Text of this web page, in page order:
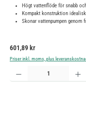
Högt vattenflöde för snabb
Kompakt konstruktion
Skonar vattenpumpen genom
Ordinarie pris:
601,89 kr
Priser inkl. moms, plus
Produktkvantitet: Ange önskat